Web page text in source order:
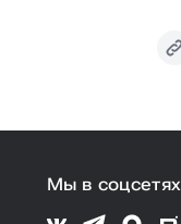
Мы в соцсетях